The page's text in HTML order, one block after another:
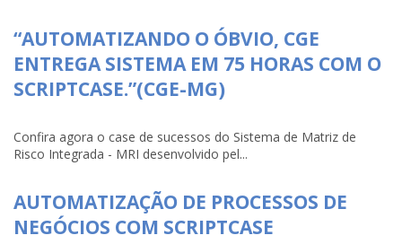
“AUTOMATIZANDO O ÓBVIO, CGE
ENTREGA SISTEMA EM 75 HORAS COM O
SCRIPTCASE.”(CGE-MG)
Confira agora o case de sucessos do Sistema de Matriz de
Risco Integrada - MRI desenvolvido pel...
AUTOMATIZAÇÃO DE PROCESSOS DE
NEGÓCIOS COM SCRIPTCASE